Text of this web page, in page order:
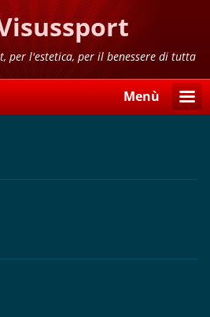
per l'estetica, per il benessere di tutta
Menù